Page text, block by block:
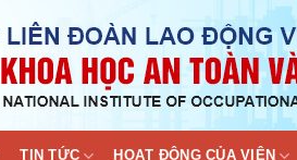
TIN TỨC HOẠT ĐỘNG CỦA VIỆN